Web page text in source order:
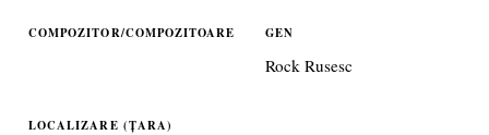
COMPOZITOR/COMPOZITOARE GEN
Rock Rusesc
LOCALIZARE (ȚARA)